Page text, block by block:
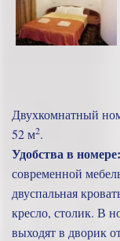
Двухкомнатный
52 м2.
Удобства в номере:
современной
двуспальная
кресло, столик. В
выходят в дворик